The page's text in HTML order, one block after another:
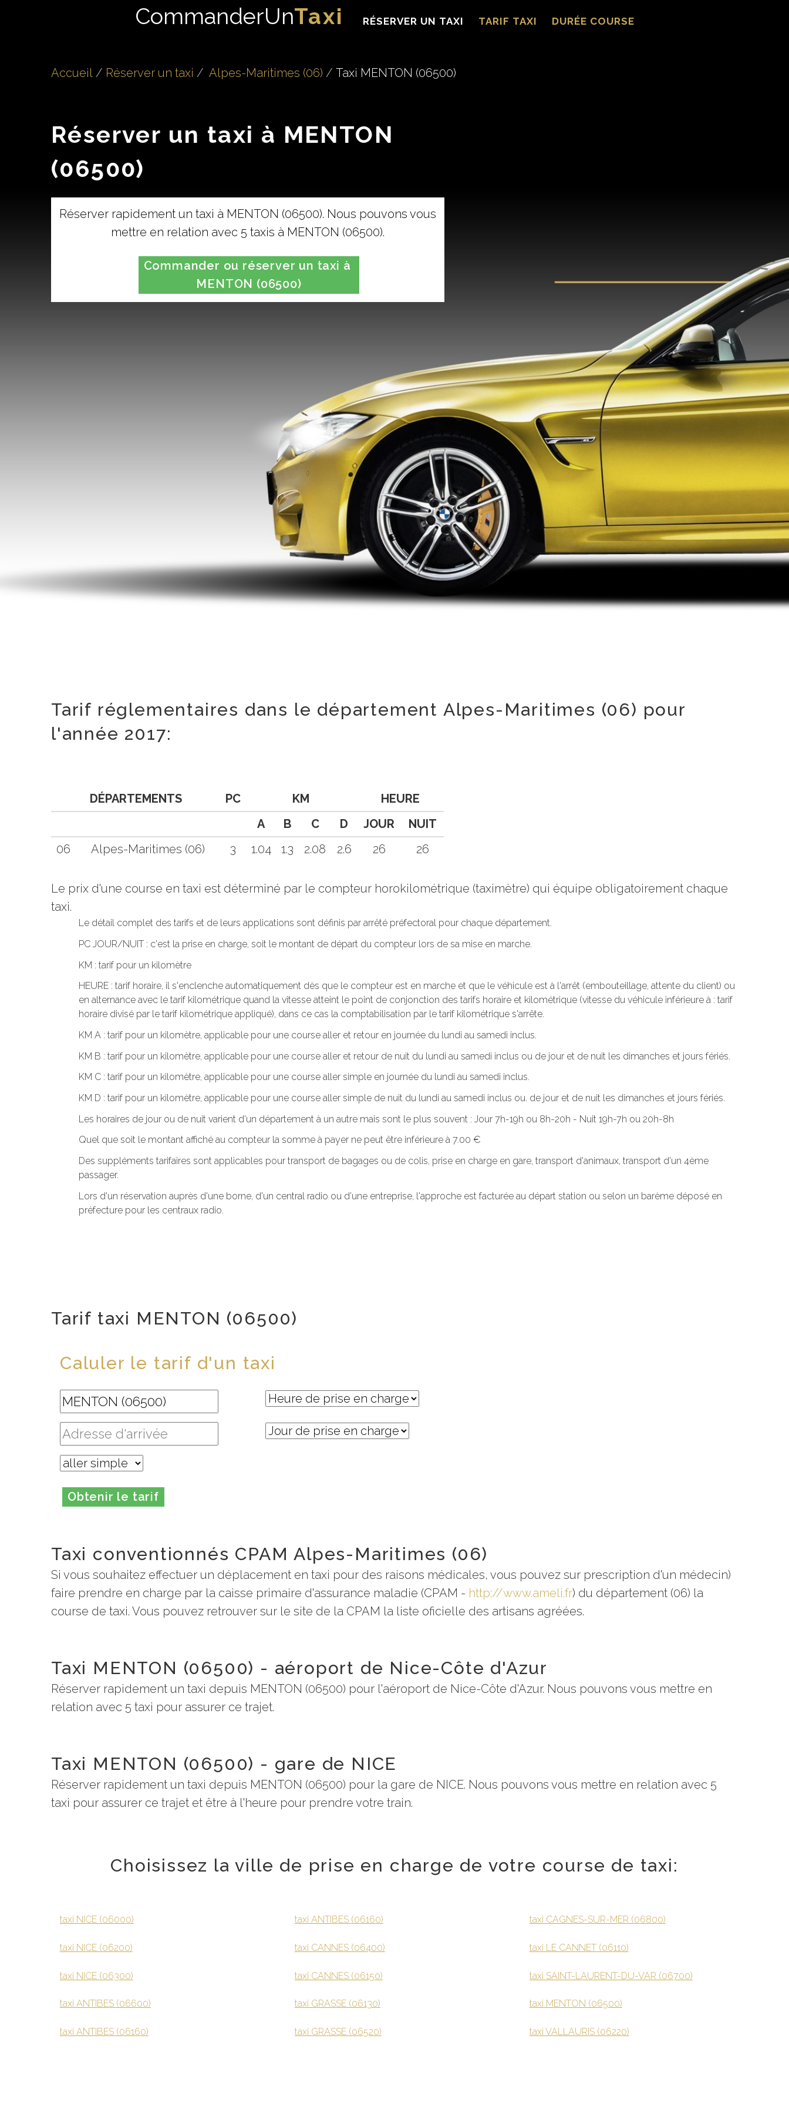
CommanderUnTaxi RÉSERVER UN TAXI TARIF TAXI DURÉE COURSE
Accueil Réserver un taxi Alpes-Maritimes (06) Taxi MENTON (06500)
Réserver un taxi à MENTON
(06500)
Réserver rapidement un taxi à MENTON (06500). Nous pouvons vous
mettre en relation avec 5 taxis à MENTON (06500).
Commander ou réserver un taxi à
MENTON (06500)
Tarif réglementaires dans le département Alpes-Maritimes (06) pour
l'année 2017:
DÉPARTEMENTS PC KM
HEURE
A
B C D JOUR
NUIT
06
Alpes-Maritimes (06) 3 1.04 1.3 2.08 2.6 26 26
Le prix d'une course en taxi est déterminé par le compteur horokilométrique (taximètre) qui équipe obligatoirement chaque
taxi.
Le détail complet des tarifs et de leurs applications sont définis par arrêté préfectoral pour chaque département.
PC JOUR/NUIT : c'est la prise en charge, soit le montant de départ du compteur lors de sa mise en marche.
KM : tarif pour un kilomètre
HEURE : tarif horaire, il s'enclenche automatiquement dès que le compteur est en marche et que le véhicule est à l'arrêt (embouteillage, attente du client) ou
en alternance avec le tarif kilométrique quand la vitesse atteint le point de conjonction des tarifs horaire et kilométrique (vitesse du véhicule inférieure à : tarif
horaire divisé par le tarif kilométrique appliqué), dans ce cas la comptabilisation par le tarif kilométrique s'arrête.
KM A : tarif pour un kilomètre, applicable pour une course aller et retour en journée du lundi au samedi inclus.
KM B : tarif pour un kilomètre, applicable pour une course aller et retour de nuit du lundi au samedi inclus ou de jour et de nuit les dimanches et jours fériés.
KM C : tarif pour un kilomètre, applicable pour une course aller simple en journée du lundi au samedi inclus.
KM D : tarif pour un kilomètre, applicable pour une course aller simple de nuit du lundi au samedi inclus ou. de jour et de nuit les dimanches et jours fériés.
Les horaires de jour ou de nuit varient d'un département à un autre mais sont le plus souvent : Jour 7h-19h ou 8h-20h - Nuit 19h-7h ou 20h-8h
Quel que soit le montant affiché au compteur la somme à payer ne peut être inférieure à 7.00 €
Des suppléments tarifaires sont applicables pour transport de bagages ou de colis, prise en charge en gare, transport d'animaux, transport d'un 4ème
passager.
Lors d'un réservation auprès d'une borne, d'un central radio ou d'une entreprise, l'approche est facturée au départ station ou selon un barème déposé en
préfecture pour les centraux radio.
Tarif taxi MENTON (06500)
Caluler le tarif d'un taxi
Obtenir le tarif
Taxi conventionnés CPAM Alpes-Maritimes (06)
Si vous souhaitez effectuer un déplacement en taxi pour des raisons médicales, vous pouvez sur prescription d'un médecin)
faire prendre en charge par la caisse primaire d'assurance maladie (CPAM - http://www.ameli.fr) du département (06) la
course de taxi. Vous pouvez retrouver sur le site de la CPAM la liste oficielle des artisans agréées.
Taxi MENTON (06500) - aéroport de Nice-Côte d'Azur
Réserver rapidement un taxi depuis MENTON (06500) pour l'aéroport de Nice-Côte d'Azur. Nous pouvons vous mettre en
relation avec 5 taxi pour assurer ce trajet.
Taxi MENTON (06500) - gare de NICE
Réserver rapidement un taxi depuis MENTON (06500) pour la gare de NICE. Nous pouvons vous mettre en relation avec 5
taxi pour assurer ce trajet et être à l'heure pour prendre votre train.
Choisissez la ville de prise en charge de votre course de taxi:
taxi NICE (06000)
taxi NICE (06200)
taxi NICE (06300)
taxi ANTIBES (06600)
taxi ANTIBES (06160)
taxi ANTIBES (06160)
taxi CANNES (06400)
taxi CANNES (06150)
taxi GRASSE (06130)
taxi GRASSE (06520)
taxi CAGNES-SUR-MER (06800)
taxi LE CANNET (06110)
taxi SAINT-LAURENT-DU-VAR (06700)
taxi MENTON (06500)
taxi VALLAURIS (06220)